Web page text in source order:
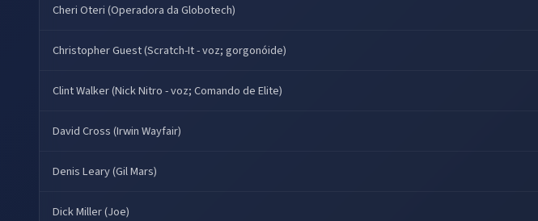
Cheri Oteri (Operadora da Globotech)
Christopher Guest (Scratch-It - voz; gorgonóide)
Clint Walker (Nick Nitro - voz; Comando de Elite)
David Cross (Irwin Wayfair)
Denis Leary (Gil Mars)
Dick Miller (Joe)